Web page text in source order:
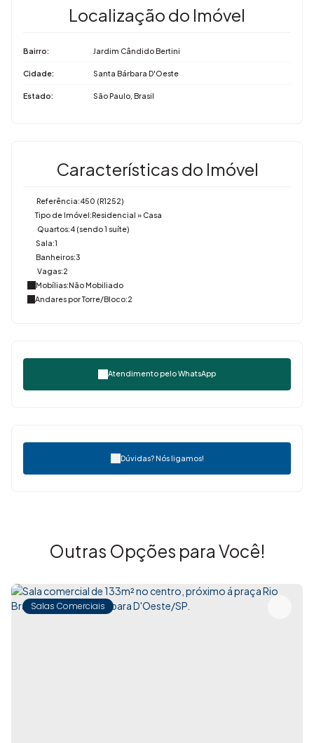
Localização do Imóvel
Bairro: Jardim Cândido Bertini
Cidade: Santa Bárbara D'Oeste
Estado: São Paulo, Brasil
Características do Imóvel
Referência:450 (R1252)
Tipo de Imóvel:Residencial » Casa
Quartos:4 (sendo 1 suíte)
Sala:1
Banheiros:3
Vagas:2
Mobílias:Não Mobiliado
Andares por Torre/Bloco:2
Atendimento peloWhatsApp
Dúvidas? Nós ligamos!
Outras Opções para Você!
Salas Comerciais